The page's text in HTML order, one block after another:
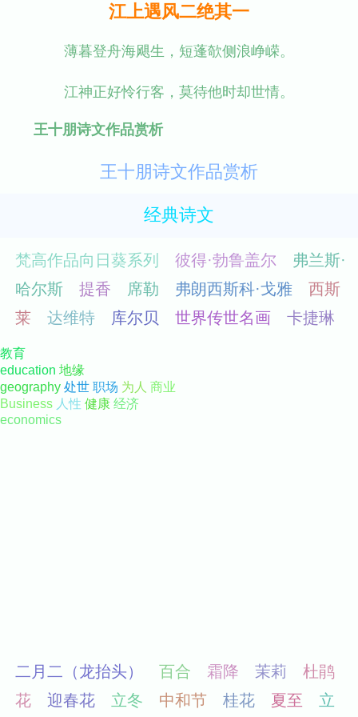
江上遇风二绝其一
薄暮登舟海飓生，短蓬欹侧浪峥嵘。
江神正好怜行客，莫待他时却世情。
王十朋诗文作品赏析
王十朋诗文作品赏析
经典诗文